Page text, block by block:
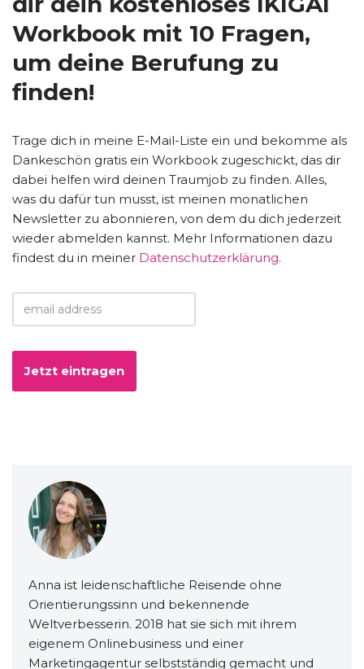
Workbook mit 10 Fragen,
um deine Berufung zu
finden!
Trage dich in meine E-Mail-Liste ein und bekomme als
Dankeschön gratis ein Workbook zugeschickt, das dir
dabei helfen wird deinen Traumjob zu finden. Alles,
was du dafür tun musst, ist meinen monatlichen
Newsletter zu abonnieren, von dem du dich jederzeit
wieder abmelden kannst. Mehr Informationen dazu
findest du in meiner Datenschutzerklärung.
Anna ist leidenschaftliche Reisende ohne
Orientierungssinn und bekennende
Weltverbesserin. 2018 hat sie sich mit ihrem
eigenem Onlinebusiness und einer
Marketingagentur selbstständig gemacht und